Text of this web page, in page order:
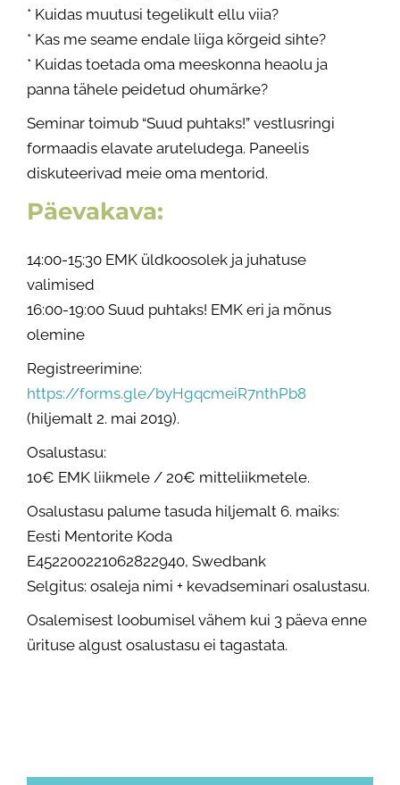
* Kuidas muutusi tegelikult ellu viia?
* Kas me seame endale liiga kõrgeid sihte?
* Kuidas toetada oma meeskonna heaolu ja
panna tähele peidetud ohumärke?
Seminar toimub “Suud puhtaks!” vestlusringi
formaadis elavate aruteludega. Paneelis
diskuteerivad meie oma mentorid.
Päevakava:
14:00-15:30 EMK üldkoosolek ja juhatuse
valimised
16:00-19:00 Suud puhtaks! EMK eri ja mõnus
olemine
Registreerimine:
https://forms.gle/byHgqcmeiR7nthPb8
(hiljemalt 2. mai 2019).
Osalustasu:
10€ EMK liikmele / 20€ mitteliikmetele.
Osalustasu palume tasuda hiljemalt 6. maiks:
Eesti Mentorite Koda
E452200221062822940, Swedbank
Selgitus: osaleja nimi + kevadseminari osalustasu.
Osalemisest loobumisel vähem kui 3 päeva enne
ürituse algust osalustasu ei tagastata.